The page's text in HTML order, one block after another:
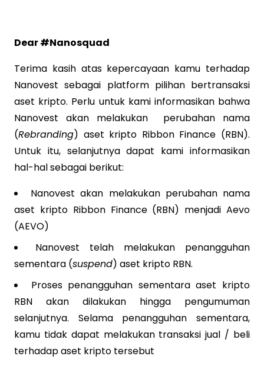
Dear #Nanosquad
Terima kasih atas kepercayaan kamu terhadap
Nanovest sebagai platform pilihan bertransaksi
aset kripto. Perlu untuk kami informasikan bahwa
Nanovest akan melakukan
perubahan nama
(Rebranding) aset kripto Ribbon Finance (RBN).
Untuk itu, selanjutnya dapat kami informasikan
hal-hal sebagai berikut:
Nanovest akan melakukan perubahan nama
aset kripto Ribbon Finance (RBN) menjadi Aevo
(AEVO)
Nanovest telah melakukan penangguhan
sementara (suspend) aset kripto RBN.
Proses penangguhan sementara aset kripto
RBN akan dilakukan hingga pengumuman
selanjutnya. Selama penangguhan sementara,
kamu tidak dapat melakukan transaksi jual / beli
terhadap aset kripto tersebut